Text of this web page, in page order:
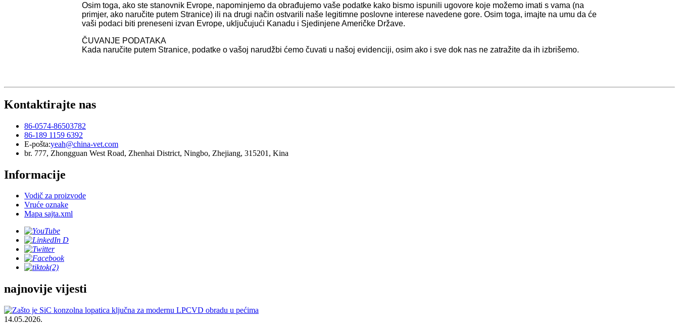
Osim toga, ako ste stanovnik Evrope, napominjemo da obrađujemo vaše podatke kako bismo ispunili ugovore koje možemo imati s vama (na
primjer, ako naručite putem Stranice) ili na drugi način ostvarili naše legitimne poslovne interese navedene gore. Osim toga, imajte na umu da će
vaši podaci biti preneseni izvan Evrope, uključujući Kanadu i Sjedinjene Američke Države.
ČUVANJE PODATAKA
Kada naručite putem Stranice, podatke o vašoj narudžbi ćemo čuvati u našoj evidenciji, osim ako i sve dok nas ne zatražite da ih izbrišemo.
Kontaktirajte nas
86-0574-86503782
86-189 1159 6392
E-pošta:yeah@china-vet.com
br. 777, Zhongguan West Road, Zhenhai District, Ningbo, Zhejiang, 315201, Kina
Informacije
Vodič za proizvode
Vruće oznake
Mapa sajta.xml
najnovije vijesti
14.05.2026.